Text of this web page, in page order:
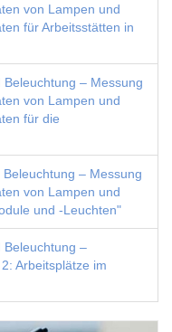
von Lampen und
für Arbeitsstätten in
– Messung
von Lampen und
für die
– Messung
von Lampen und
und -Leuchten"
Beleuchtung –
Arbeitsplätze im